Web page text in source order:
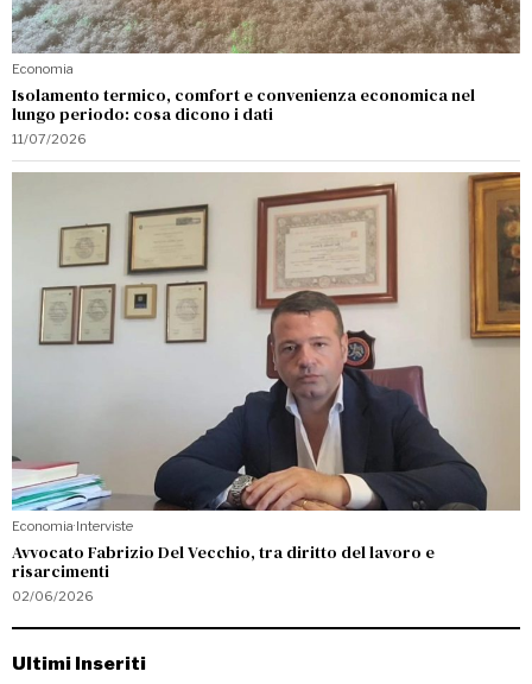
Economia
Isolamento termico, comfort e convenienza economica nel
lungo periodo: cosa dicono i dati
11/07/2026
Economia·Interviste
Avvocato Fabrizio Del Vecchio, tra diritto del lavoro e
risarcimenti
02/06/2026
Ultimi Inseriti